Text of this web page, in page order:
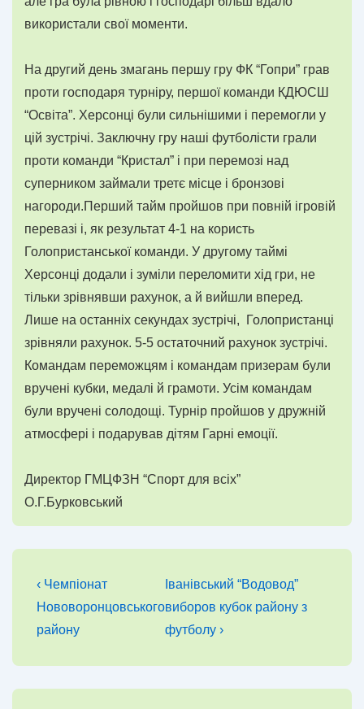
використали свої моменти.
На другий день змагань першу гру ФК “Гопри” грав
проти господаря турніру, першої команди КДЮСШ
“Освіта”. Херсонці були сильнішими і перемогли у
цій зустрічі. Заключну гру наші футболісти грали
проти команди “Кристал” і при перемозі над
суперником займали третє місце і бронзові
нагороди.Перший тайм пройшов при повній ігровій
перевазі і, як результат 4-1 на користь
Голопристанської команди. У другому таймі
Херсонці додали і зуміли переломити хід гри, не
тільки зрівнявши рахунок, а й вийшли вперед.
Лише на останніх секундах зустрічі, Голопристанці
зрівняли рахунок. 5-5 остаточний рахунок зустрічі.
Командам переможцям і командам призерам були
вручені кубки, медалі й грамоти. Усім командам
були вручені солодощі. Турнір пройшов у дружній
атмосфері і подарував дітям Гарні емоції.
Директор ГМЦФЗН “Спорт для всіх”
О.Г.Бурковський
Навігація
записів
Попередній
запис
‹ Чемпіонат
Нововоронцовського
району
Наступний
запис
Іванівський “Водовод”
виборов кубок району з
футболу ›